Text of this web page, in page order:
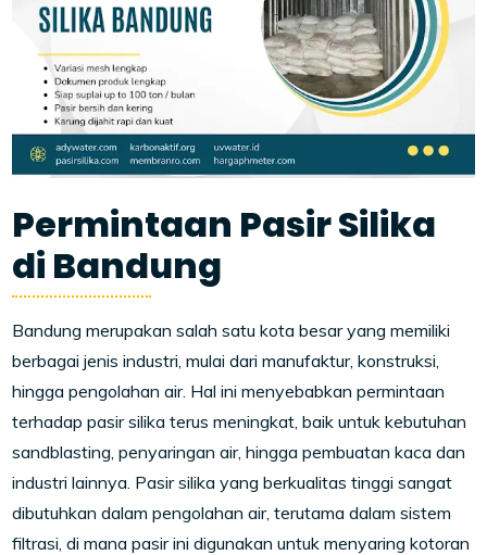
Permintaan Pasir Silika
di Bandung
Bandung merupakan salah satu kota besar yang memiliki
berbagai jenis industri, mulai dari manufaktur, konstruksi,
hingga pengolahan air. Hal ini menyebabkan permintaan
terhadap pasir silika terus meningkat, baik untuk kebutuhan
sandblasting, penyaringan air, hingga pembuatan kaca dan
industri lainnya. Pasir silika yang berkualitas tinggi sangat
dibutuhkan dalam pengolahan air, terutama dalam sistem
filtrasi, di mana pasir ini digunakan untuk menyaring kotoran